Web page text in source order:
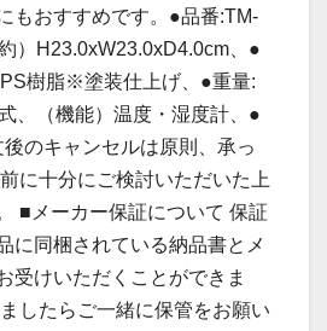
もおすすめです。●品番:TM-
）H23.0xW23.0xD4.0cm、●
樹脂※塗装仕上げ、●重量:
、（機能）温度・湿度計、●
のキャンセルは原則、承っ
に十分にご検討いただいた上
■メーカー保証について 保証
に同梱されている納品書とメ
受けいただくことができま
したらご一緒に保管をお願い